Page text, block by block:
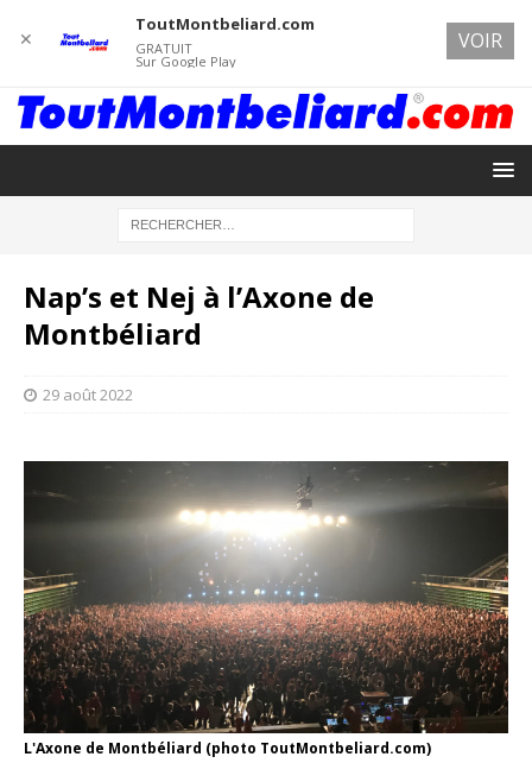
Nap’s et Nej à l’Axone de
Montbéliard
29 août 2022
L'Axone de Montbéliard (photo ToutMontbeliard.com)
✕
ToutMontbeliard.com
GRATUIT
Sur Google Play
VOIR